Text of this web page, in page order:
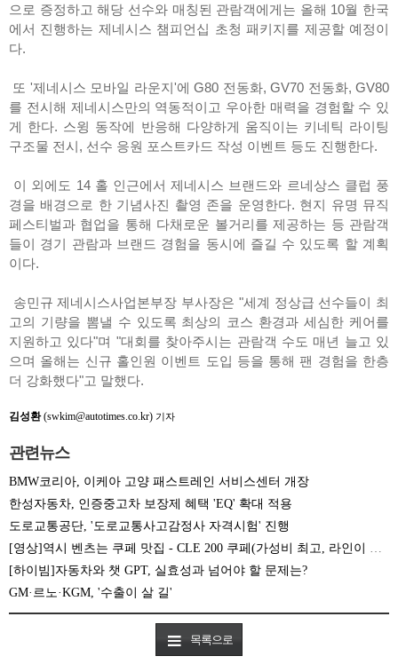
으로 증정하고 해당 선수와 매칭된 관람객에게는 올해 10월 한국
에서 진행하는 제네시스 챔피언십 초청 패키지를 제공할 예정이
다.
또 '제네시스 모바일 라운지'에 G80 전동화, GV70 전동화, GV80
를 전시해 제네시스만의 역동적이고 우아한 매력을 경험할 수 있
게 한다. 스윙 동작에 반응해 다양하게 움직이는 키네틱 라이팅
구조물 전시, 선수 응원 포스트카드 작성 이벤트 등도 진행한다.
이 외에도 14 홀 인근에서 제네시스 브랜드와 르네상스 클럽 풍
경을 배경으로 한 기념사진 촬영 존을 운영한다. 현지 유명 뮤직
페스티벌과 협업을 통해 다채로운 볼거리를 제공하는 등 관람객
들이 경기 관람과 브랜드 경험을 동시에 즐길 수 있도록 할 계획
이다.
송민규 제네시스사업본부장 부사장은 "세계 정상급 선수들이 최
고의 기량을 뽐낼 수 있도록 최상의 코스 환경과 세심한 케어를
지원하고 있다"며 "대회를 찾아주시는 관람객 수도 매년 늘고 있
으며 올해는 신규 홀인원 이벤트 도입 등을 통해 팬 경험을 한층
더 강화했다"고 말했다.
김성환(swkim@autotimes.co.kr) 기자
관련뉴스
BMW코리아, 이케아 고양 패스트레인 서비스센터 개장
한성자동차, 인증중고차 보장제 혜택 'EQ' 확대 적용
도로교통공단, '도로교통사고감정사 자격시험' 진행
[영상]역시 벤츠는 쿠페 맛집 - CLE 200 쿠페(가성비 최고, 라인이 미쳤습니다)
[하이빔]자동차와 챗 GPT, 실효성과 넘어야 할 문제는?
GM·르노·KGM, '수출이 살 길'
목록으로